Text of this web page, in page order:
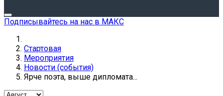
Подписывайтесь на нас в МАКС
Стартовая
Мероприятия
Новости (события)
Ярче поэта, выше дипломата...